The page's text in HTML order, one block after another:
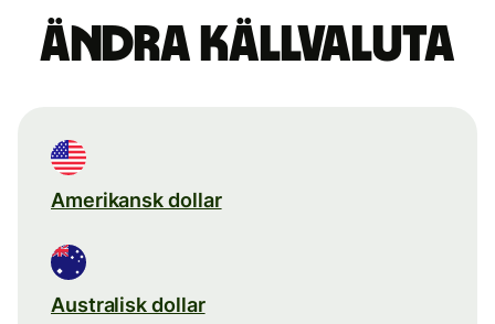
Ändra källvaluta
Amerikansk dollar
Australisk dollar